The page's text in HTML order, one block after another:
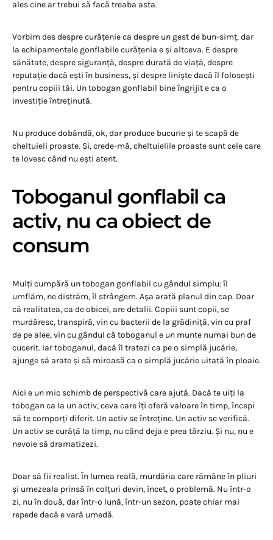
ales cine ar trebui să facă treaba asta.
Vorbim des despre curățenie ca despre un gest de bun-simț, dar
la echipamentele gonflabile curățenia e și altceva. E despre
sănătate, despre siguranță, despre durată de viață, despre
reputație dacă ești în business, și despre liniște dacă îl folosești
pentru copiii tăi. Un tobogan gonflabil bine îngrijit e ca o
investiție întreținută.
Nu produce dobândă, ok, dar produce bucurie și te scapă de
cheltuieli proaste. Și, crede-mă, cheltuielile proaste sunt cele care
te lovesc când nu ești atent.
Toboganul gonflabil ca
activ, nu ca obiect de
consum
Mulți cumpără un tobogan gonflabil cu gândul simplu: îl
umflăm, ne distrăm, îl strângem. Așa arată planul din cap. Doar
că realitatea, ca de obicei, are detalii. Copiii sunt copii, se
murdăresc, transpiră, vin cu bacterii de la grădiniță, vin cu praf
de pe alee, vin cu gândul că toboganul e un munte numai bun de
cucerit. Iar toboganul, dacă îl tratezi ca pe o simplă jucărie,
ajunge să arate și să miroasă ca o simplă jucărie uitată în ploaie.
Aici e un mic schimb de perspectivă care ajută. Dacă te uiți la
tobogan ca la un activ, ceva care îți oferă valoare în timp, începi
să te comporți diferit. Un activ se întreține. Un activ se verifică.
Un activ se curăță la timp, nu când deja e prea târziu. Și nu, nu e
nevoie să dramatizezi.
Doar să fii realist. În lumea reală, murdăria care rămâne în pliuri
și umezeala prinsă în colțuri devin, încet, o problemă. Nu într-o
zi, nu în două, dar într-o lună, într-un sezon, poate chiar mai
repede dacă e vară umedă.